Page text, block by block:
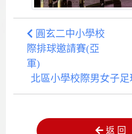
圓玄二中小學校
際排球邀請賽(亞
軍)
北區小學校際男女子
返 回